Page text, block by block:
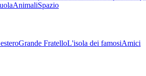
AnimaliSpazio
Grande FratelloL'isola dei famosiAmici